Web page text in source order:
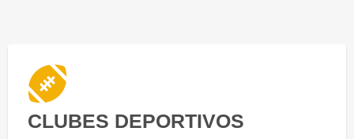
CLUBES DEPORTIVOS